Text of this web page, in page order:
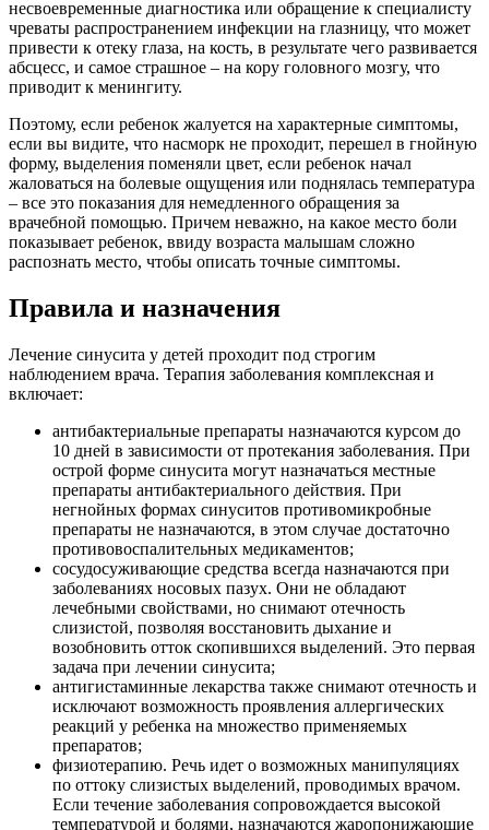
несвоевременные диагностика или обращение к специалисту
чреваты распространением инфекции на глазницу, что может
привести к отеку глаза, на кость, в результате чего развивается
абсцесс, и самое страшное – на кору головного мозгу, что
приводит к менингиту.
Поэтому, если ребенок жалуется на характерные симптомы,
если вы видите, что насморк не проходит, перешел в гнойную
форму, выделения поменяли цвет, если ребенок начал
жаловаться на болевые ощущения или поднялась температура
– все это показания для немедленного обращения за
врачебной помощью. Причем неважно, на какое место боли
показывает ребенок, ввиду возраста малышам сложно
распознать место, чтобы описать точные симптомы.
Правила и назначения
Лечение синусита у детей проходит под строгим
наблюдением врача. Терапия заболевания комплексная и
включает:
антибактериальные препараты назначаются курсом до
10 дней в зависимости от протекания заболевания. При
острой форме синусита могут назначаться местные
препараты антибактериального действия. При
негнойных формах синуситов противомикробные
препараты не назначаются, в этом случае достаточно
противовоспалительных медикаментов;
сосудосуживающие средства всегда назначаются при
заболеваниях носовых пазух. Они не обладают
лечебными свойствами, но снимают отечность
слизистой, позволяя восстановить дыхание и
возобновить отток скопившихся выделений. Это первая
задача при лечении синусита;
антигистаминные лекарства также снимают отечность и
исключают возможность проявления аллергических
реакций у ребенка на множество применяемых
препаратов;
физиотерапию. Речь идет о возможных манипуляциях
по оттоку слизистых выделений, проводимых врачом.
Если течение заболевания сопровождается высокой
температурой и болями, назначаются жаропонижающие